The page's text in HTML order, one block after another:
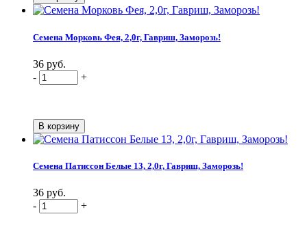
Семена Морковь Фея, 2,0г, Гавриш, Заморозь!
36 руб.
-
+
Семена Патиссон Белые 13, 2,0г, Гавриш, Заморозь!
36 руб.
-
+